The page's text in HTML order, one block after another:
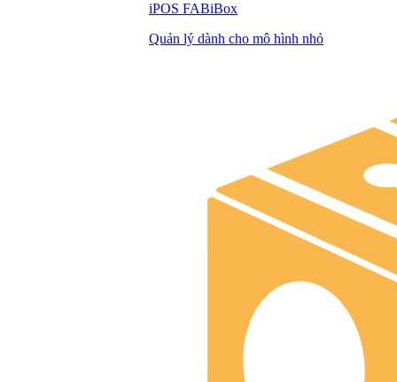
iPOS FABiBox
Quản lý dành cho mô hình nhỏ